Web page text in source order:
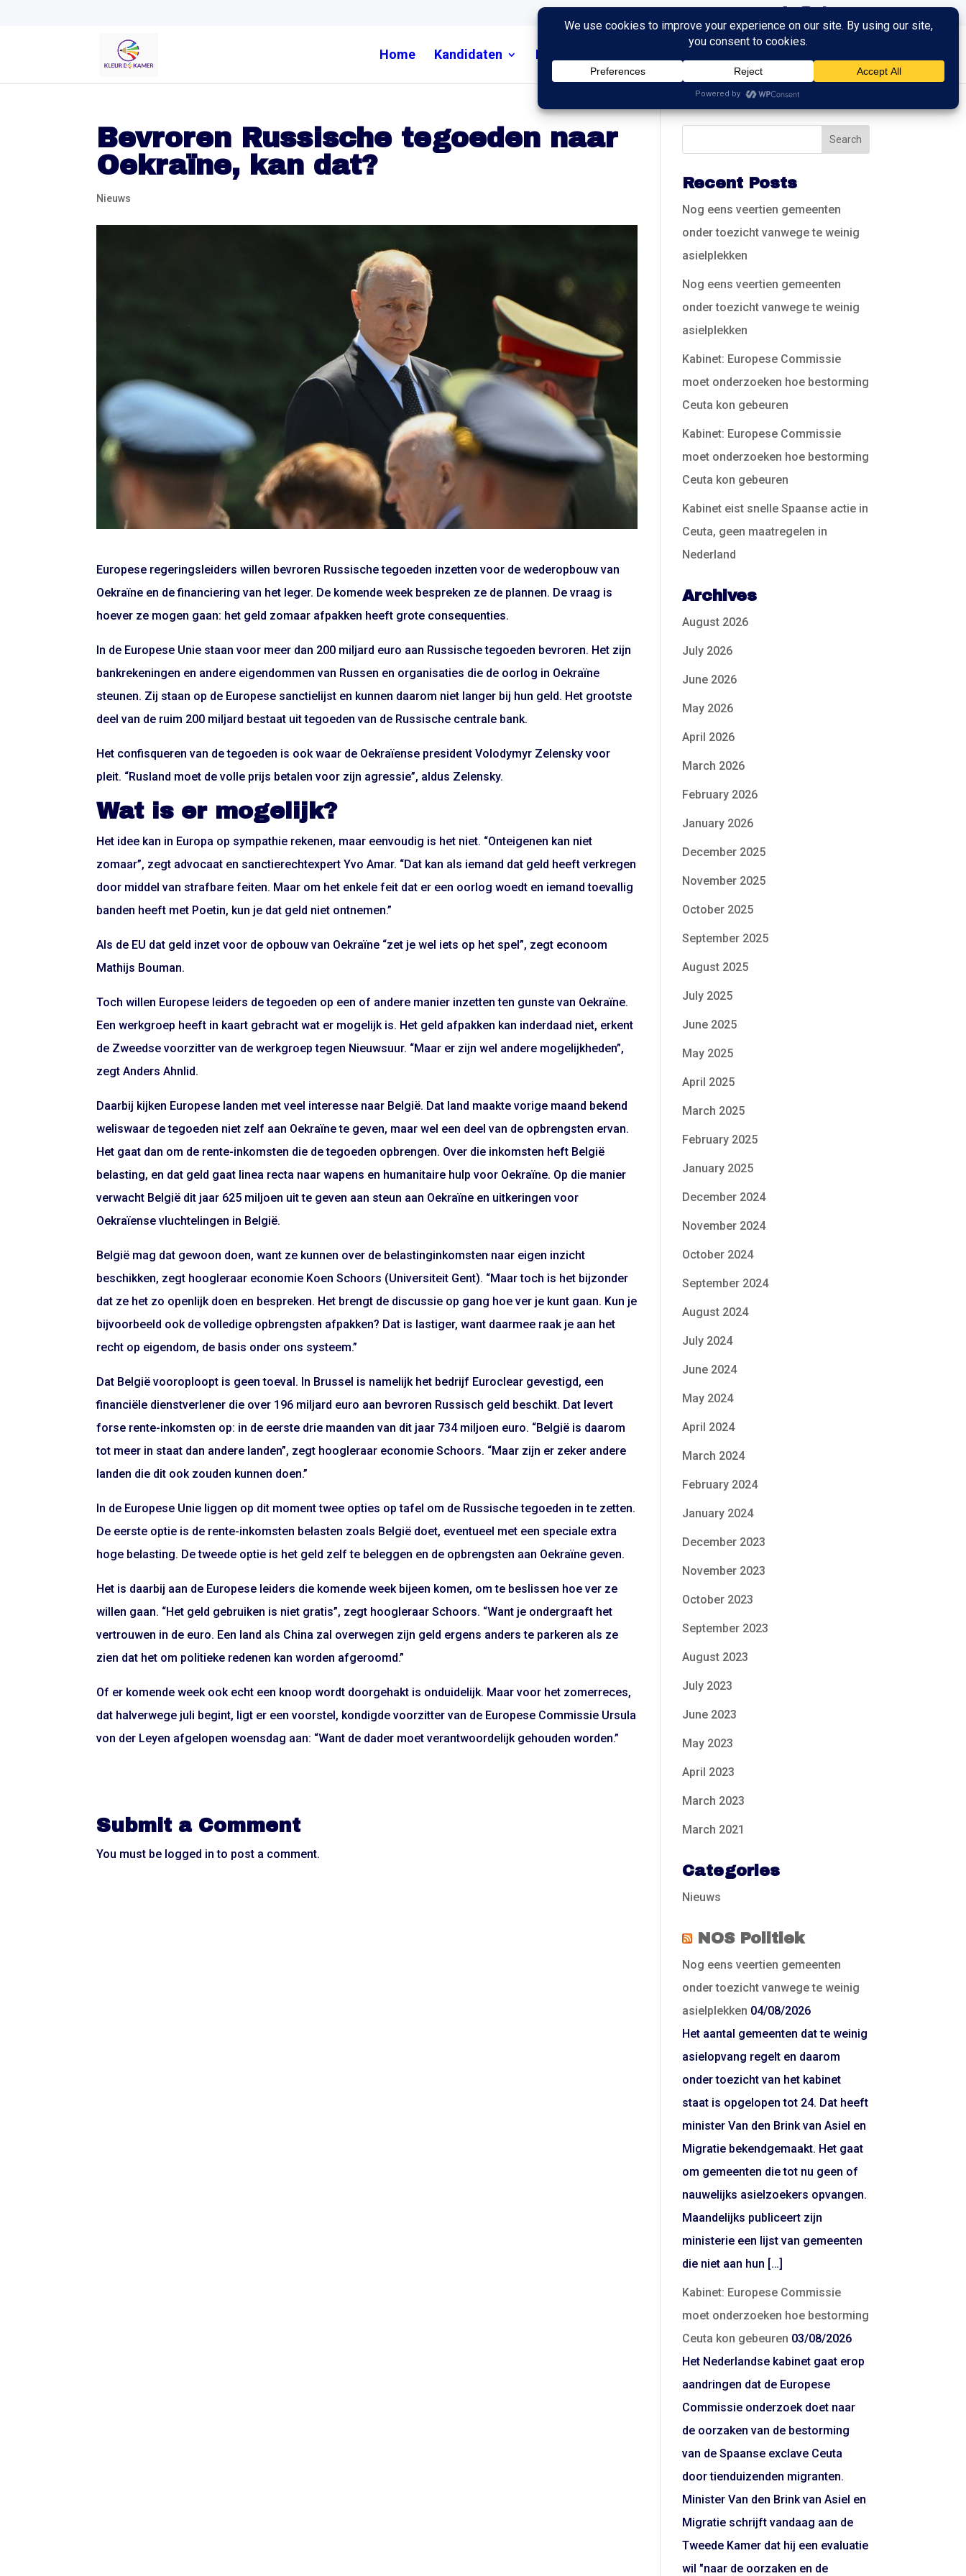
Home Kandidaten Nieuws
Bevroren Russische tegoeden naar
Oekraïne, kan dat?
Nieuws
Europese regeringsleiders willen bevroren Russische tegoeden inzetten voor de wederopbouw van
Oekraïne en de financiering van het leger. De komende week bespreken ze de plannen. De vraag is
hoever ze mogen gaan: het geld zomaar afpakken heeft grote consequenties.
In de Europese Unie staan voor meer dan 200 miljard euro aan Russische tegoeden bevroren. Het zijn
bankrekeningen en andere eigendommen van Russen en organisaties die de oorlog in Oekraïne
steunen. Zij staan op de Europese sanctielijst en kunnen daarom niet langer bij hun geld. Het grootste
deel van de ruim 200 miljard bestaat uit tegoeden van de Russische centrale bank.
Het confisqueren van de tegoeden is ook waar de Oekraïense president Volodymyr Zelensky voor
pleit. “Rusland moet de volle prijs betalen voor zijn agressie”, aldus Zelensky.
Wat is er mogelijk?
Het idee kan in Europa op sympathie rekenen, maar eenvoudig is het niet. “Onteigenen kan niet
zomaar”, zegt advocaat en sanctierechtexpert Yvo Amar. “Dat kan als iemand dat geld heeft verkregen
door middel van strafbare feiten. Maar om het enkele feit dat er een oorlog woedt en iemand toevallig
banden heeft met Poetin, kun je dat geld niet ontnemen.”
Als de EU dat geld inzet voor de opbouw van Oekraïne “zet je wel iets op het spel”, zegt econoom
Mathijs Bouman.
Toch willen Europese leiders de tegoeden op een of andere manier inzetten ten gunste van Oekraïne.
Een werkgroep heeft in kaart gebracht wat er mogelijk is. Het geld afpakken kan inderdaad niet, erkent
de Zweedse voorzitter van de werkgroep tegen Nieuwsuur. “Maar er zijn wel andere mogelijkheden”,
zegt Anders Ahnlid.
Daarbij kijken Europese landen met veel interesse naar België. Dat land maakte vorige maand bekend
weliswaar de tegoeden niet zelf aan Oekraïne te geven, maar wel een deel van de opbrengsten ervan.
Het gaat dan om de rente-inkomsten die de tegoeden opbrengen. Over die inkomsten heft België
belasting, en dat geld gaat linea recta naar wapens en humanitaire hulp voor Oekraïne. Op die manier
verwacht België dit jaar 625 miljoen uit te geven aan steun aan Oekraïne en uitkeringen voor
Oekraïense vluchtelingen in België.
België mag dat gewoon doen, want ze kunnen over de belastinginkomsten naar eigen inzicht
beschikken, zegt hoogleraar economie Koen Schoors (Universiteit Gent). “Maar toch is het bijzonder
dat ze het zo openlijk doen en bespreken. Het brengt de discussie op gang hoe ver je kunt gaan. Kun je
bijvoorbeeld ook de volledige opbrengsten afpakken? Dat is lastiger, want daarmee raak je aan het
recht op eigendom, de basis onder ons systeem.”
Dat België vooroploopt is geen toeval. In Brussel is namelijk het bedrijf Euroclear gevestigd, een
financiële dienstverlener die over 196 miljard euro aan bevroren Russisch geld beschikt. Dat levert
forse rente-inkomsten op: in de eerste drie maanden van dit jaar 734 miljoen euro. “België is daarom
tot meer in staat dan andere landen”, zegt hoogleraar economie Schoors. “Maar zijn er zeker andere
landen die dit ook zouden kunnen doen.”
In de Europese Unie liggen op dit moment twee opties op tafel om de Russische tegoeden in te zetten.
De eerste optie is de rente-inkomsten belasten zoals België doet, eventueel met een speciale extra
hoge belasting. De tweede optie is het geld zelf te beleggen en de opbrengsten aan Oekraïne geven.
Het is daarbij aan de Europese leiders die komende week bijeen komen, om te beslissen hoe ver ze
willen gaan. “Het geld gebruiken is niet gratis”, zegt hoogleraar Schoors. “Want je ondergraaft het
vertrouwen in de euro. Een land als China zal overwegen zijn geld ergens anders te parkeren als ze
zien dat het om politieke redenen kan worden afgeroomd.”
Of er komende week ook echt een knoop wordt doorgehakt is onduidelijk. Maar voor het zomerreces,
dat halverwege juli begint, ligt er een voorstel, kondigde voorzitter van de Europese Commissie Ursula
von der Leyen afgelopen woensdag aan: “Want de dader moet verantwoordelijk gehouden worden.”
Submit a Comment
You must be logged in to post a comment.
Recent Posts
Nog eens veertien gemeenten
onder toezicht vanwege te weinig
asielplekken
Nog eens veertien gemeenten
onder toezicht vanwege te weinig
asielplekken
Kabinet: Europese Commissie
moet onderzoeken hoe bestorming
Ceuta kon gebeuren
Kabinet: Europese Commissie
moet onderzoeken hoe bestorming
Ceuta kon gebeuren
Kabinet eist snelle Spaanse actie in
Ceuta, geen maatregelen in
Nederland
Archives
August 2026
July 2026
June 2026
May 2026
April 2026
March 2026
February 2026
January 2026
December 2025
November 2025
October 2025
September 2025
August 2025
July 2025
June 2025
May 2025
April 2025
March 2025
February 2025
January 2025
December 2024
November 2024
October 2024
September 2024
August 2024
July 2024
June 2024
May 2024
April 2024
March 2024
February 2024
January 2024
December 2023
November 2023
October 2023
September 2023
August 2023
July 2023
June 2023
May 2023
April 2023
March 2023
March 2021
Categories
Nieuws
NOS Politiek
Nog eens veertien gemeenten
onder toezicht vanwege te weinig
asielplekken 04/08/2026
Het aantal gemeenten dat te weinig
asielopvang regelt en daarom
onder toezicht van het kabinet
staat is opgelopen tot 24. Dat heeft
minister Van den Brink van Asiel en
Migratie bekendgemaakt. Het gaat
om gemeenten die tot nu geen of
nauwelijks asielzoekers opvangen.
Maandelijks publiceert zijn
ministerie een lijst van gemeenten
die niet aan hun […]
Kabinet: Europese Commissie
moet onderzoeken hoe bestorming
Ceuta kon gebeuren 03/08/2026
Het Nederlandse kabinet gaat erop
aandringen dat de Europese
Commissie onderzoek doet naar
de oorzaken van de bestorming
van de Spaanse exclave Ceuta
door tienduizenden migranten.
Minister Van den Brink van Asiel en
Migratie schrijft vandaag aan de
Tweede Kamer dat hij een evaluatie
wil "naar de oorzaken en de